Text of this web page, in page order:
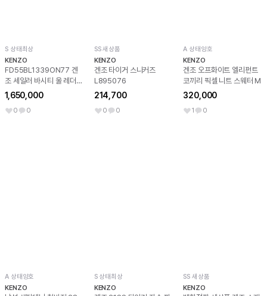
S 상태최상
KENZO
FD55BL1339ON77 겐
조 세일러 바시티 울 레더
자켓 미드나잇 블루
1,650,000
0 0
SS 새상품
KENZO
겐조 타이거 스니커즈
L895076
214,700
0 0
A 상태양호
KENZO
겐조 오프화이트 엘리펀트
코끼리 픽셀 니트 스웨터 M
320,000
1 0
A 상태양호
KENZO
S 상태최상
KENZO
SS 새상품
KENZO